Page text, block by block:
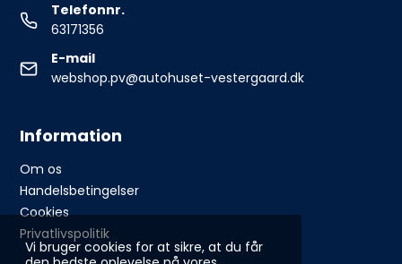
Vi bruger cookies for at sikre, at du får
Telefonnr.
63171356
E-mail
webshop.pv@autohuset-vestergaard.dk
Information
Om os
Handelsbetingelser
Cookies
Privatlivspolitik